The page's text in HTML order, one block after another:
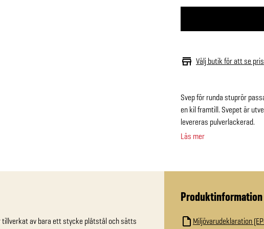
Välj butik för att se
Svep för runda stuprör
en kil framtill. Svepet är
levereras pulverlackerad.
Läs mer
av bara ett stycke plåtstål och sätts
Produktinformation
Miljövarudeklaration